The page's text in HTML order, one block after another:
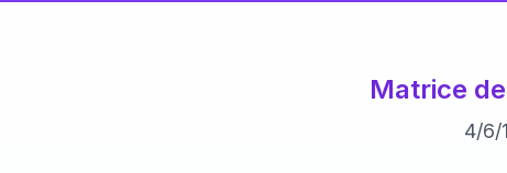
Matrice
4/6/